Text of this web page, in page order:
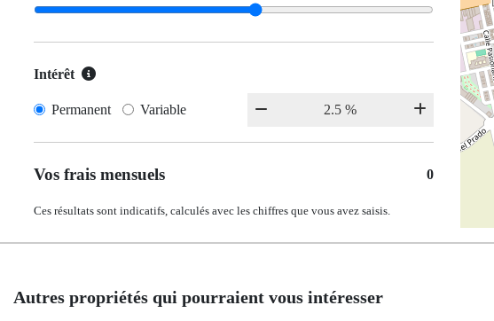
Intérêt
Permanent Variable
Vos frais mensuels 0
Ces résultats sont indicatifs, calculés avec les chiffres que vous avez saisis.
Autres propriétés qui pourraient vous intéresser